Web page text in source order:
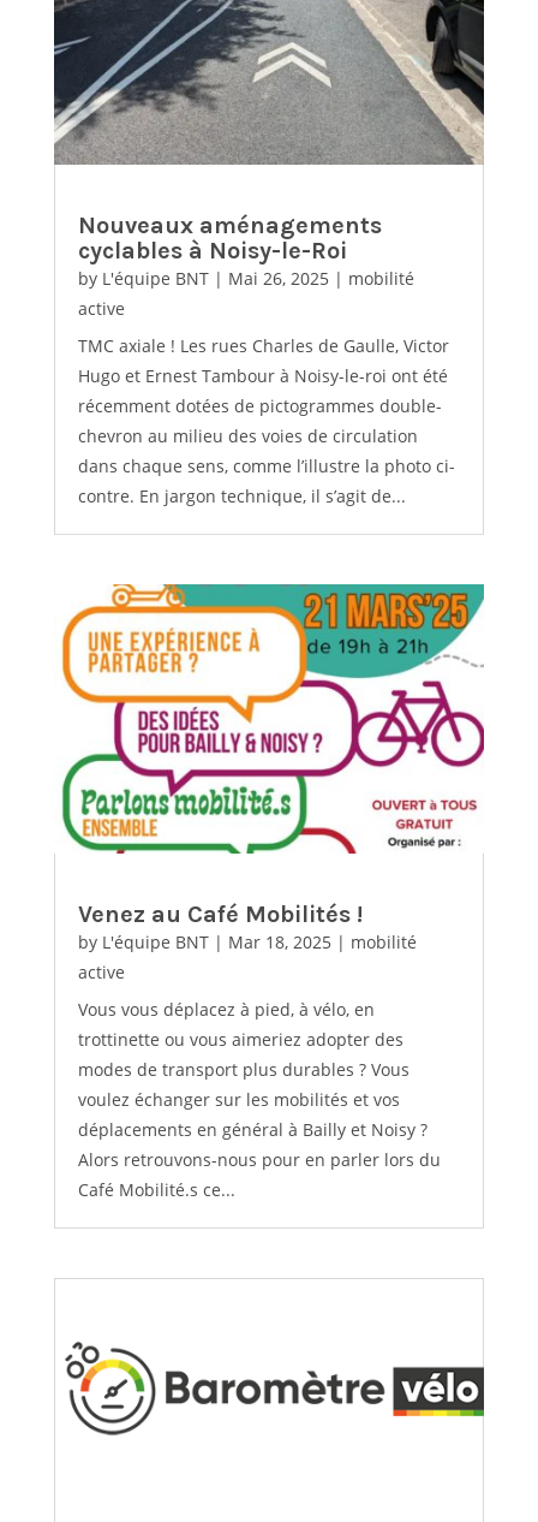
Nouveaux aménagements
cyclables à Noisy-le-Roi
by L'équipe BNT| Mai 26, 2025| mobilité
active
TMC axiale ! Les rues Charles de Gaulle, Victor
Hugo et Ernest Tambour à Noisy-le-roi ont été
récemment dotées de pictogrammes double-
chevron au milieu des voies de circulation
dans chaque sens, comme l’illustre la photo ci-
contre. En jargon technique, il s’agit de...
Venez au Café Mobilités !
by L'équipe BNT| Mar 18, 2025| mobilité
active
Vous vous déplacez à pied, à vélo, en
trottinette ou vous aimeriez adopter des
modes de transport plus durables ? Vous
voulez échanger sur les mobilités et vos
déplacements en général à Bailly et Noisy ?
Alors retrouvons-nous pour en parler lors du
Café Mobilité.s ce...